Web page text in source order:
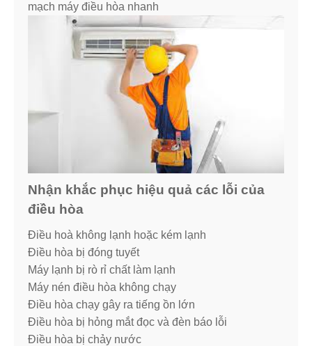
mạch máy điều hòa nhanh
Nhận khắc phục hiệu quả các lỗi của
điều hòa
Điều hoà không lạnh hoặc kém lạnh
Điều hòa bị đóng tuyết
Máy lạnh bị rò rỉ chất làm lạnh
Máy nén điều hòa không chạy
Điều hòa chạy gây ra tiếng ồn lớn
Điều hòa bị hỏng mắt đọc và đèn báo lỗi
Điều hòa bị chảy nước